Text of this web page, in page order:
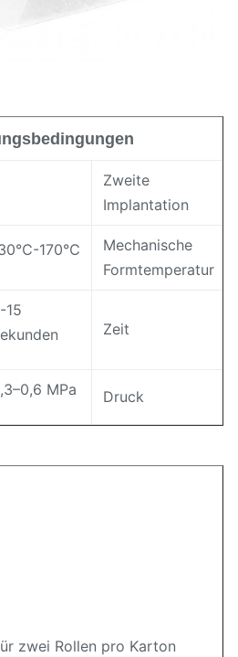
Zweite
Implantation
170℃
Mechanische
Formtemperatur
15
Zeit
MPa Druck
zwei Rollen pro Karton